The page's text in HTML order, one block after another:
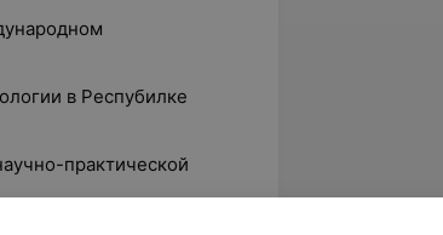
в Респубилке
практической